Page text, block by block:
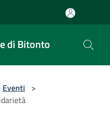
di Bitonto
Eventi >